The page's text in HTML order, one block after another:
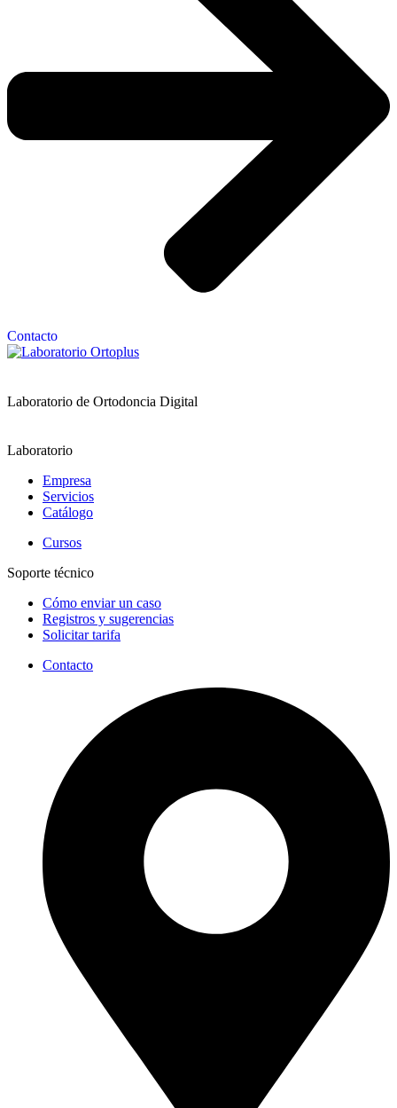
Contacto
Laboratorio de Ortodoncia Digital
Laboratorio
Empresa
Servicios
Catálogo
Cursos
Soporte técnico
Cómo enviar un caso
Registros y sugerencias
Solicitar tarifa
Contacto